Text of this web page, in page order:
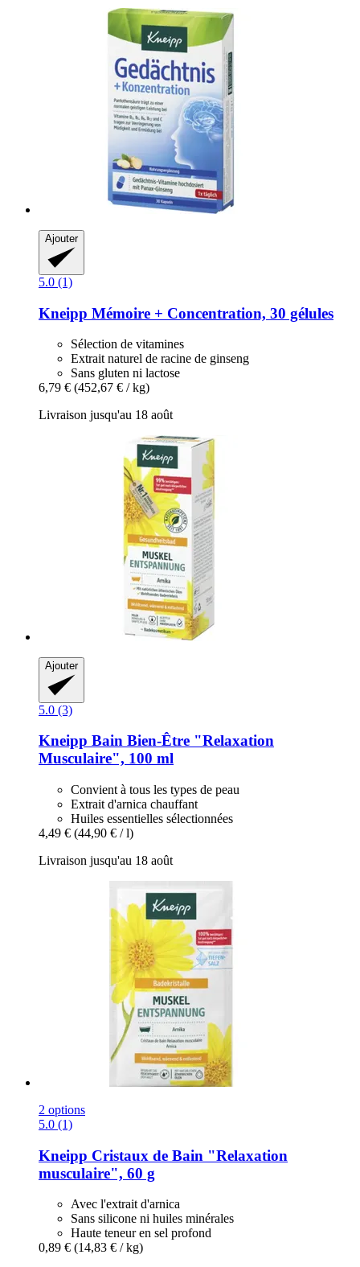
Ajouter
5.0 (1)
Kneipp Mémoire + Concentration, 30 gélules
Sélection de vitamines
Extrait naturel de racine de ginseng
Sans gluten ni lactose
6,79 € (452,67 € / kg)
Livraison jusqu'au 18 août
Ajouter
5.0 (3)
Kneipp Bain Bien-​Être "Relaxation
Musculaire", 100 ml
Convient à tous les types de peau
Extrait d'arnica chauffant
Huiles essentielles sélectionnées
4,49 € (44,90 € / l)
Livraison jusqu'au 18 août
2 options
5.0 (1)
Kneipp Cristaux de Bain "Relaxation
musculaire", 60 g
Avec l'extrait d'arnica
Sans silicone ni huiles minérales
Haute teneur en sel profond
0,89 € (14,83 € / kg)